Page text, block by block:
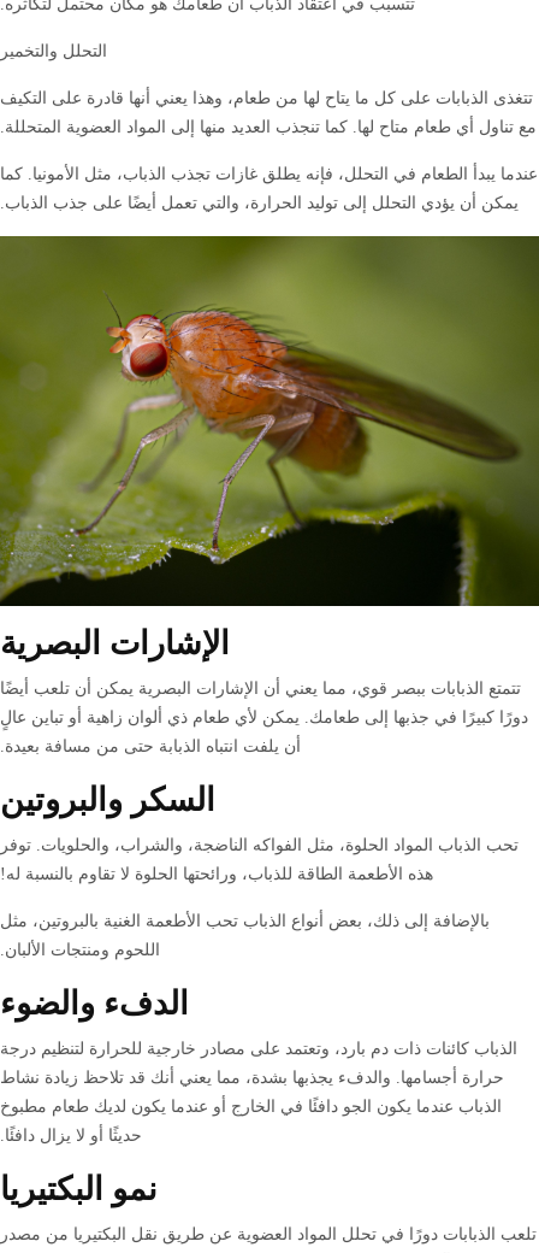
تتسبب في اعتقاد الذباب أن طعامك هو مكان محتمل لتكاثره.
التحلل والتخمير
تتغذى الذبابات على كل ما يتاح لها من طعام، وهذا يعني أنها قادرة على التكيف
مع تناول أي طعام متاح لها. كما تنجذب العديد منها إلى المواد العضوية المتحللة.
عندما يبدأ الطعام في التحلل، فإنه يطلق غازات تجذب الذباب، مثل الأمونيا. كما
يمكن أن يؤدي التحلل إلى توليد الحرارة، والتي تعمل أيضًا على جذب الذباب.
الإشارات البصرية
تتمتع الذبابات ببصر قوي، مما يعني أن الإشارات البصرية يمكن أن تلعب أيضًا
دورًا كبيرًا في جذبها إلى طعامك. يمكن لأي طعام ذي ألوان زاهية أو تباين عالٍ
أن يلفت انتباه الذبابة حتى من مسافة بعيدة.
السكر والبروتين
تحب الذباب المواد الحلوة، مثل الفواكه الناضجة، والشراب، والحلويات. توفر
هذه الأطعمة الطاقة للذباب، ورائحتها الحلوة لا تقاوم بالنسبة له!
بالإضافة إلى ذلك، بعض أنواع الذباب تحب الأطعمة الغنية بالبروتين، مثل
اللحوم ومنتجات الألبان.
الدفء والضوء
الذباب كائنات ذات دم بارد، وتعتمد على مصادر خارجية للحرارة لتنظيم درجة
حرارة أجسامها. والدفء يجذبها بشدة، مما يعني أنك قد تلاحظ زيادة نشاط
الذباب عندما يكون الجو دافئًا في الخارج أو عندما يكون لديك طعام مطبوخ
حديثًا أو لا يزال دافئًا.
نمو البكتيريا
تلعب الذبابات دورًا في تحلل المواد العضوية عن طريق نقل البكتيريا من مصدر